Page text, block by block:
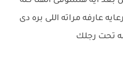
عارفه مراته اللى بره دى
تحت رجلك